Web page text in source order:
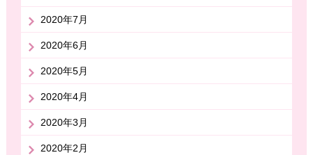
2020年7月
2020年6月
2020年5月
2020年4月
2020年3月
2020年2月